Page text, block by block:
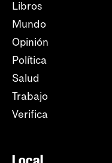
Libros
Mundo
Opinión
Política
Salud
Trabajo
Verifica